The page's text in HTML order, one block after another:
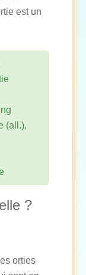
est un
(all.),
?
orties